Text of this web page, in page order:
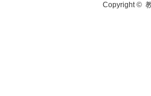
Copyright ©